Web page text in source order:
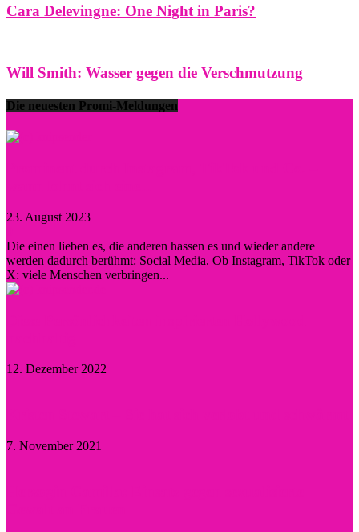
Cara Delevingne: One Night in Paris?
Will Smith: Wasser gegen die Verschmutzung
Die neuesten Promi-Meldungen
23. August 2023
Die einen lieben es, die anderen hassen es und wieder andere
werden dadurch berühmt: Social Media. Ob Instagram, TikTok oder
X: viele Menschen verbringen...
12. Dezember 2022
7. November 2021